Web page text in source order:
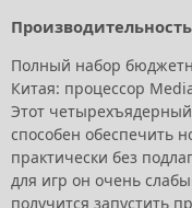
Полный набор
Китая: процессор
Этот
способен обеспечить
практически без
для игр он очень
получится запустить